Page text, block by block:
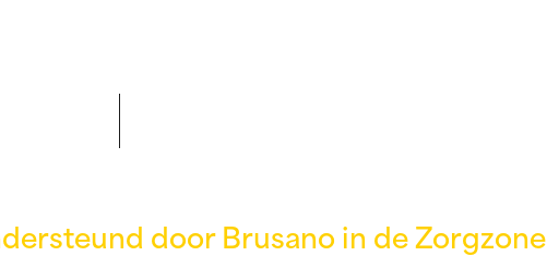
door Brusano in de